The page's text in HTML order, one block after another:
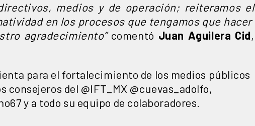
medios y de operación; reiteramos el
en los procesos que tengamos que hacer
agradecimiento” comentó Juan Aguilera Cid,
para el fortalecimiento de los medios públicos
consejeros del @IFT_MX @cuevas_adolfo,
y a todo su equipo de colaboradores.